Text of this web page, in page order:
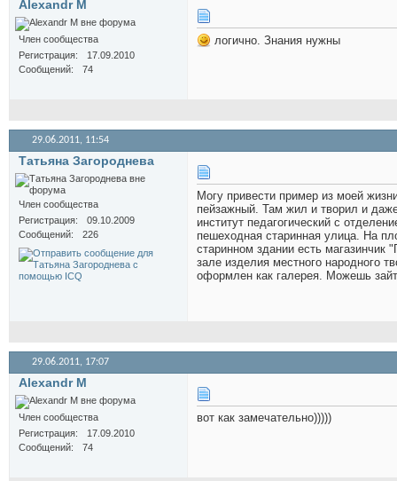
Alexandr M
Член сообщества
Регистрация
17.09.2010
Сообщений
74
логично. Знания нужны
29.06.2011, 11:54
Татьяна Загороднева
Член сообщества
Регистрация
09.10.2009
Сообщений
226
Могу привести пример из моей
пейзажный. Там жил и творил и
институт педагогический с
пешеходная старинная улица. На
старинном здании есть магазинчик
зале изделия местного народного
оформлен как галерея. Можешь
29.06.2011, 17:07
Alexandr M
Член сообщества
Регистрация
17.09.2010
Сообщений
74
вот как замечательно)))))